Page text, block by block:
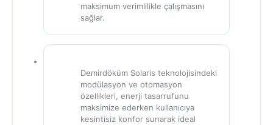
maksimum verimlilikle çalışmasını
sağlar.
Demirdöküm Solaris teknolojisindeki
modülasyon ve otomasyon
özellikleri, enerji tasarrufunu
maksimize ederken kullanıcıya
kesintisiz konfor sunarak ideal